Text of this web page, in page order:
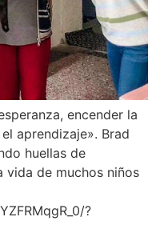
encender la
aprendizaje». Brad
huellas de
de muchos niños
?